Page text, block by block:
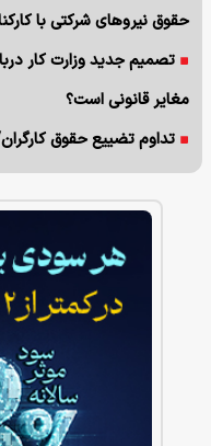
حقوق نیروهای شرکتی با
تصمیم جدید وزارت کار
مغایر قانونی است؟
تداوم تضییع حقوق